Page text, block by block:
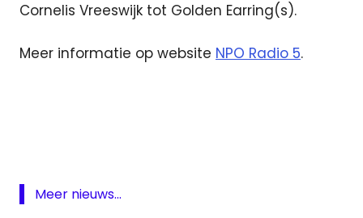
Cornelis Vreeswijk tot Golden Earring(s).
Meer informatie op website NPO Radio 5.
Zeezenders
Meer nieuws...